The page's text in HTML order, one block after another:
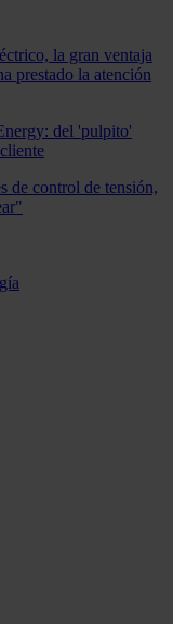
la gran ventaja
prestado la atención
del 'pulpito'
de control de tensión,